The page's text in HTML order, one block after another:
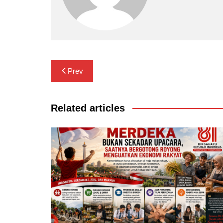
Navigasi
pos
Prev
Related articles